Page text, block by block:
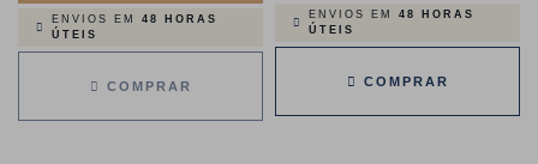
ENVIOS EM 48 HORAS
ÚTEIS
COMPRAR
normalENVIOS EM 48 HORAS
ÚTEIS
COMPRAR